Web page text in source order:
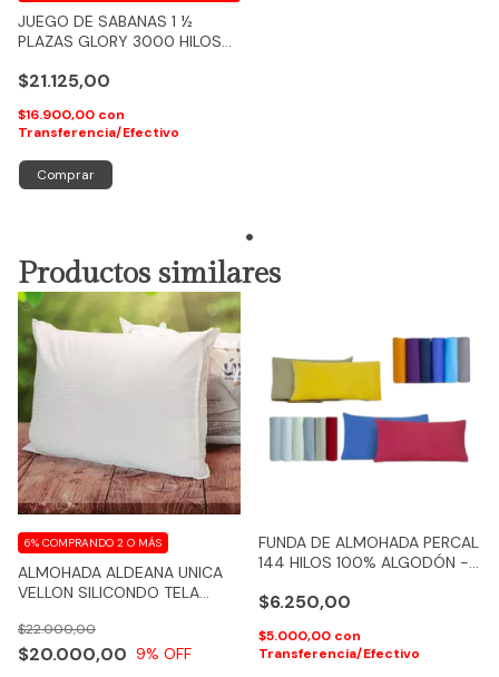
JUEGO DE SABANAS 1 ½
PLAZAS GLORY 3000 HILOS
$21.125,00
$16.900,00 con
Transferencia/Efectivo
Comprar
Productos similares
ALMOHADA ALDEANA UNICA
VELLON SILICONDO TELA
ALGODON
$20.000,00
$22.000,00
9% OFF
6% COMPRANDO 2 O MÁS
FUNDA DE ALMOHADA PERCAL
144 HILOS 100% ALGODÓN -
$6.250,00
$5.000,00 con
Transferencia/Efectivo